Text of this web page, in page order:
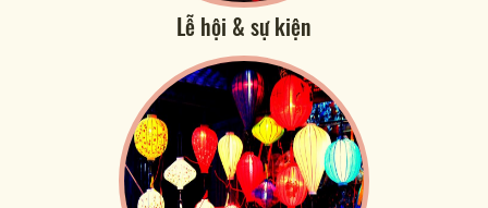
Lễ hội & sự kiện